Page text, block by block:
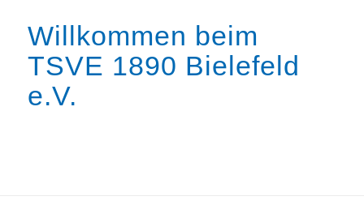
Willkommen beim
TSVE 1890 Bielefeld
e.V.